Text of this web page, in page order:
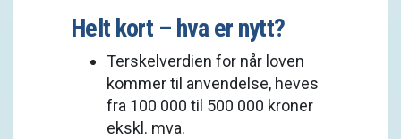
Helt kort – hva er nytt?
Terskelverdien for når loven
kommer til anvendelse, heves
fra 100 000 til 500 000 kroner
ekskl. mva.